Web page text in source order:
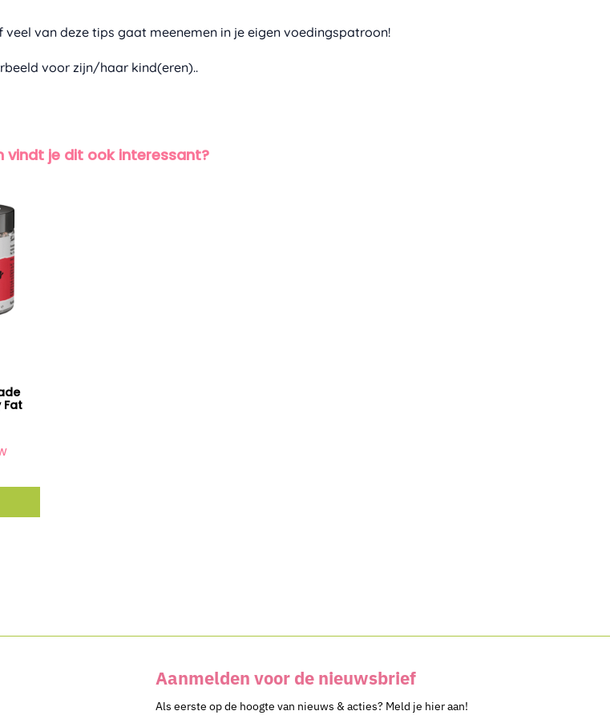
van deze tips gaat meenemen in je eigen voedingspatroon!
voor zijn/haar kind(eren)..
vindt je dit ook interessant?
Fat
Aanmelden voor de nieuwsbrief
Als eerste op de hoogte van nieuws & acties? Meld je hier aan!